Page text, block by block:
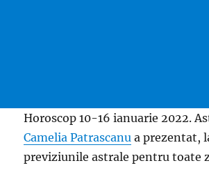
Horoscop 10-16 ianuarie 2022.
Camelia Patrascanu a prezentat,
previziunile astrale pentru toate